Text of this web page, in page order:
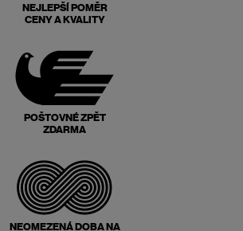
NEJLEPŠÍ POMĚR
CENY A KVALITY
POŠTOVNÉ ZPĚT
ZDARMA
NEOMEZENÁ DOBA NA